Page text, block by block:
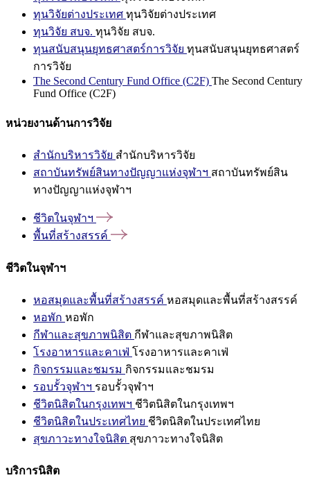
ทุนวิจัยต่างประเทศ ทุนวิจัยต่างประเทศ
ทุนวิจัย สบจ. ทุนวิจัย สบจ.
ทุนสนับสนุนยุทธศาสตร์การวิจัย ทุนสนับสนุนยุทธศาสตร์
การวิจัย
The Second Century Fund Office (C2F) The Second Century
Fund Office (C2F)
หน่วยงานด้านการวิจัย
สำนักบริหารวิจัย สำนักบริหารวิจัย
สถาบันทรัพย์สินทางปัญญาแห่งจุฬาฯ สถาบันทรัพย์สิน
ทางปัญญาแห่งจุฬาฯ
ชีวิตในจุฬาฯ
พื้นที่สร้างสรรค์
ชีวิตในจุฬาฯ
หอสมุดและพื้นที่สร้างสรรค์ หอสมุดและพื้นที่สร้างสรรค์
หอพัก หอพัก
กีฬาและสุขภาพนิสิต กีฬาและสุขภาพนิสิต
โรงอาหารและคาเฟ่ โรงอาหารและคาเฟ่
กิจกรรมและชมรม กิจกรรมและชมรม
รอบรั้วจุฬาฯ รอบรั้วจุฬาฯ
ชีวิตนิสิตในกรุงเทพฯ ชีวิตนิสิตในกรุงเทพฯ
ชีวิตนิสิตในประเทศไทย ชีวิตนิสิตในประเทศไทย
สุขภาวะทางใจนิสิต สุขภาวะทางใจนิสิต
บริการนิสิต